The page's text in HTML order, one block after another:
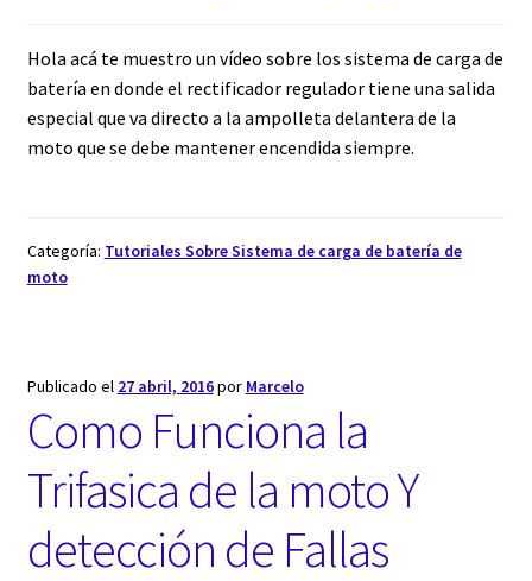
Hola acá te muestro un vídeo sobre los sistema de carga de
batería en donde el rectificador regulador tiene una salida
especial que va directo a la ampolleta delantera de la
moto que se debe mantener encendida siempre.
Categoría: Tutoriales Sobre Sistema de carga de batería de
moto
Publicado el 27 abril, 2016por Marcelo
Como Funciona la
Trifasica de la moto Y
detección de Fallas